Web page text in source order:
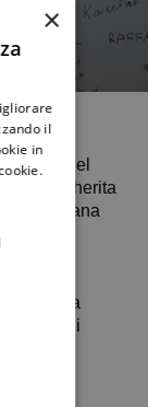
turno del
S. Margherita
la romana
settore
le lettoni
–
la
×
il
in